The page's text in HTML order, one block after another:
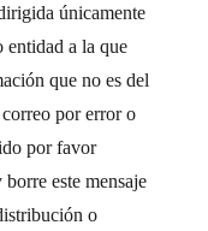
únicamente
a la que
que no es del
por error o
por favor
este mensaje
o